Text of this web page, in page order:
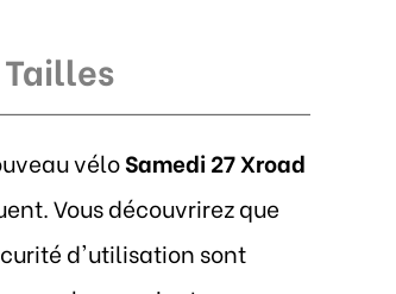
Tailles
véloSamedi 27 Xroad
Vous découvrirez que
d'utilisation sont